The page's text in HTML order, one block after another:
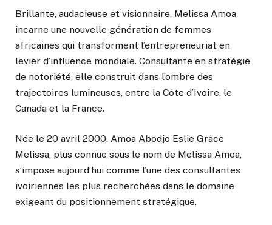
Brillante, audacieuse et visionnaire, Melissa Amoa
incarne une nouvelle génération de femmes
africaines qui transforment l’entrepreneuriat en
levier d’influence mondiale. Consultante en stratégie
de notoriété, elle construit dans l’ombre des
trajectoires lumineuses, entre la Côte d’Ivoire, le
Canada et la France.
Née le 20 avril 2000, Amoa Abodjo Eslie Grâce
Melissa, plus connue sous le nom de Melissa Amoa,
s’impose aujourd’hui comme l’une des consultantes
ivoiriennes les plus recherchées dans le domaine
exigeant du positionnement stratégique.